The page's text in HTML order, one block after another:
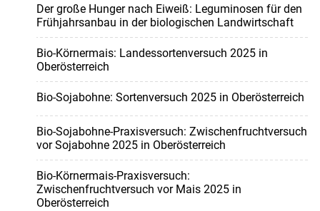
Der große Hunger nach Eiweiß: Leguminosen für den
Frühjahrsanbau in der biologischen Landwirtschaft
Bio-Körnermais: Landessortenversuch 2025 in
Oberösterreich
Bio-Sojabohne: Sortenversuch 2025 in Oberösterreich
Bio-Sojabohne-Praxisversuch: Zwischenfruchtversuch
vor Sojabohne 2025 in Oberösterreich
Bio-Körnermais-Praxisversuch:
Zwischenfruchtversuch vor Mais 2025 in
Oberösterreich